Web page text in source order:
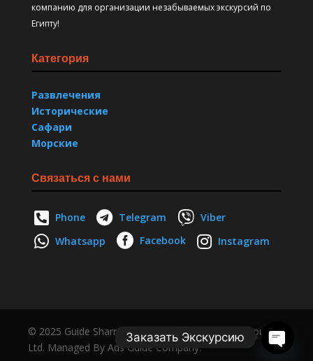
компанию для организации незабываемых экскурсий по
Египту!
Категория
Развлечения
Исторические
Сафари
Морские
Связаться с нами
 Phone  Telegram  Viber
 Whatsapp  Facebook  Instagram
© 2025 Guide Sharm. Created By Red Sea Workgroup
Ltd. Managed By Ads Guide Company.
Заказать Экскурсию